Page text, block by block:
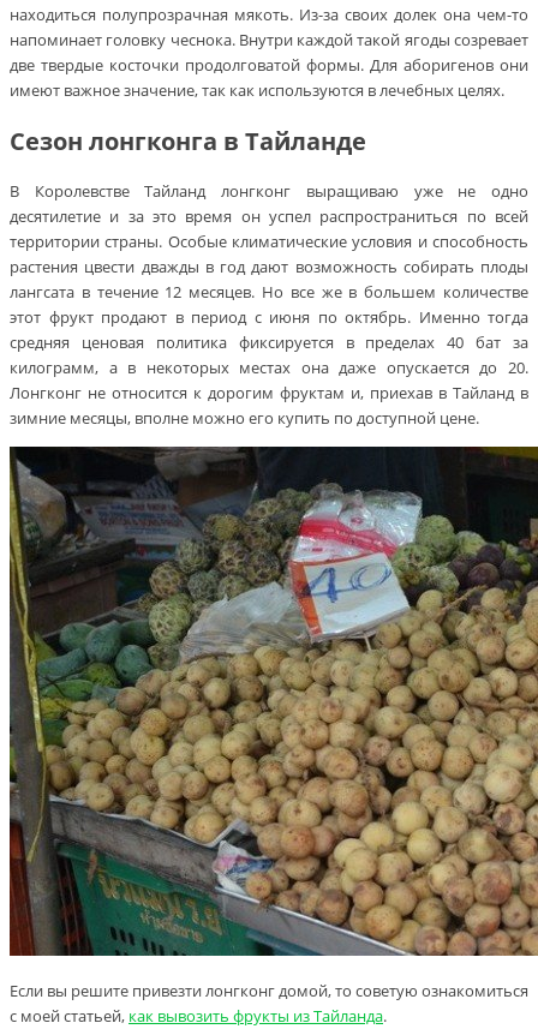
находиться полупрозрачная мякоть. Из-за своих долек она чем-то
напоминает головку чеснока. Внутри каждой такой ягоды созревает
две твердые косточки продолговатой формы. Для аборигенов они
имеют важное значение, так как используются в лечебных целях.
Сезон лонгконга в Тайланде
В Королевстве Тайланд лонгконг выращиваю уже не одно
десятилетие и за это время он успел распространиться по всей
территории страны. Особые климатические условия и способность
растения цвести дважды в год дают возможность собирать плоды
лангсата в течение 12 месяцев. Но все же в большем количестве
этот фрукт продают в период с июня по октябрь. Именно тогда
средняя ценовая политика фиксируется в пределах 40 бат за
килограмм, а в некоторых местах она даже опускается до 20.
Лонгконг не относится к дорогим фруктам и, приехав в Тайланд в
зимние месяцы, вполне можно его купить по доступной цене.
Если вы решите привезти лонгконг домой, то советую ознакомиться
с моей статьей, как вывозить фрукты из Тайланда.